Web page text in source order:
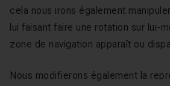
cela nous irons également
lui faisant faire une rotation sur lui-
zone de navigation apparaît ou
Nous modifierons également la